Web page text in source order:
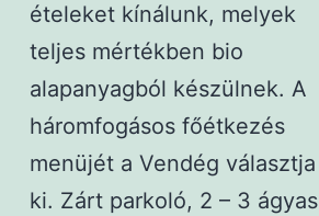
ételeket kínálunk, melyek
teljes mértékben bio
alapanyagból készülnek. A
háromfogásos főétkezés
menüjét a Vendég választja
ki. Zárt parkoló, 2 – 3 ágyas